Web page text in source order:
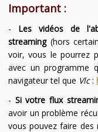
Important :
- Les vidéos de
streaming(hors
voir, vous le pourrez
avec un programme
navigateur tel que Vlc:
- Si votre flux
avoir un problème
vous pouvez faire des